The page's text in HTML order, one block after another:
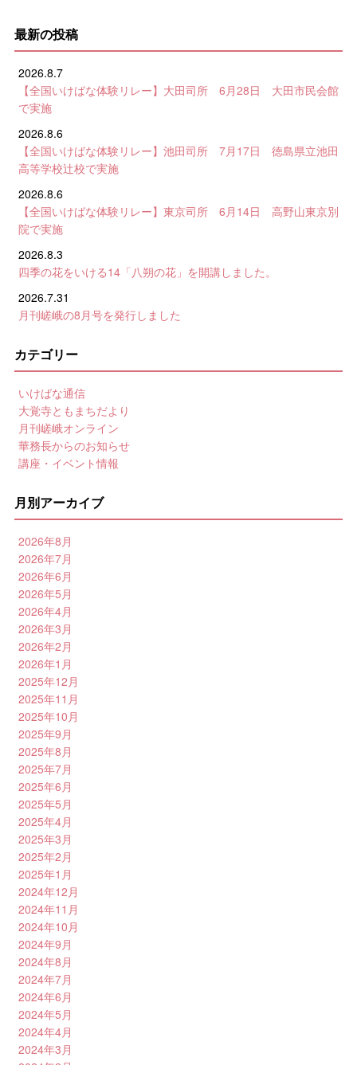
最新の投稿
2026.8.7
【全国いけばな体験リレー】大田司所 6月28日 大田市民会館
で実施
2026.8.6
【全国いけばな体験リレー】池田司所 7月17日 徳島県立池田
高等学校辻校で実施
2026.8.6
【全国いけばな体験リレー】東京司所 6月14日 高野山東京別
院で実施
2026.8.3
四季の花をいける14「八朔の花」を開講しました。
2026.7.31
月刊嵯峨の8月号を発行しました
カテゴリー
いけばな通信
大覚寺ともまちだより
月刊嵯峨オンライン
華務長からのお知らせ
講座・イベント情報
月別アーカイブ
2026年8月
2026年7月
2026年6月
2026年5月
2026年4月
2026年3月
2026年2月
2026年1月
2025年12月
2025年11月
2025年10月
2025年9月
2025年8月
2025年7月
2025年6月
2025年5月
2025年4月
2025年3月
2025年2月
2025年1月
2024年12月
2024年11月
2024年10月
2024年9月
2024年8月
2024年7月
2024年6月
2024年5月
2024年4月
2024年3月